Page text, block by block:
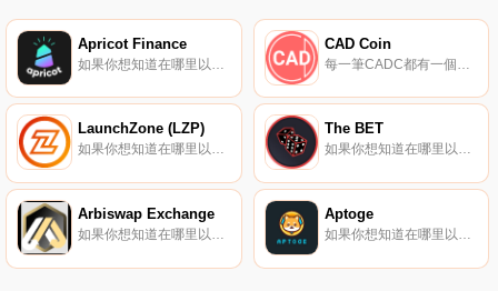
Apricot Finance CAD Coin
LaunchZone (LZP)
如果你想知道在哪里以當前價格購買LaunchZone (LZP),目前交易{LaunchZone (LZP)]股票的頂級加密貨幣交易所是PancakeSwap（V2）和Biswap。您可以在我們的加密貨幣交易所頁面上找到其他列表。LZP是一種通貨膨脹的象征,這意味著LZP的供應沒有硬性上限.
The BET
如果你想知道在哪里以當前價格購買The BET,目前交易{The BET]股票的頂級加密貨幣交易所是Uniswap（V2）。您可以在我們的加密貨幣交易所頁面上找到其他列表。The BET是為Web3設計的玩家對玩家（PVP）體育平臺.
Arbiswap Exchange
如果你想知道在哪里以當前價格購買ArARBIswap Exchange,目前交易{ArARBIswap Exchange]股票的頂級加密貨幣交易所是SushiSwap（ArARBItrum）。您可以在我們的加密貨幣交易所頁面上找到其他列表.
Aptoge
如果你想知道在哪里以當前價格購買Aptoge,目前交易{Aptoge]股票的頂級加密貨幣交易所是Liquidswap。您可以在我們的加密貨幣交易所頁面上找到其他列表。Aptoge是一個代幣,定義了Aptos連鎖店的迷因愛好者群體,尤其是狗狗愛好者.